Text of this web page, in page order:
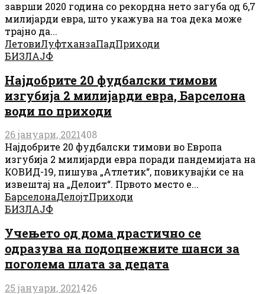
заврши 2020 година со рекордна нето загуба од 6,7
милијарди евра, што укажува на тоа дека може
трајно да...
ЛетовиЛуфтханзаПадПриходи
БИЗЛАЈФ
Најдобрите 20 фудбалски тимови
изгубија 2 милијарди евра, Барселона
води по приходи
26 јануари, 2021408
Најдобрите 20 фудбалски тимови во Европа
изгубија 2 милијарди евра поради пандемијата на
КОВИД-19, пишува „Атлетик“, повикувајќи се на
извештај на „Делоит“. Првото место е...
БарселонаДелојтПриходи
БИЗЛАЈФ
Учењето од дома драстично се
одразува на подоцнежните шанси за
поголема плата за децата
25 јануари, 2021426